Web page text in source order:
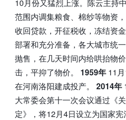
10月份又猛烈上涨。陈云主持
范围内调集粮食、棉纱等物资
收回贷款，开征税收，冻结资
部署和充分准备，各大城市统
抛售，在几天时间内给哄抬物
击，平抑了物价。 1959年 11
在河南洛阳建成投产。 2014年
大常委会第十一次会议通过《
定》，将12月4日设立为国家宪